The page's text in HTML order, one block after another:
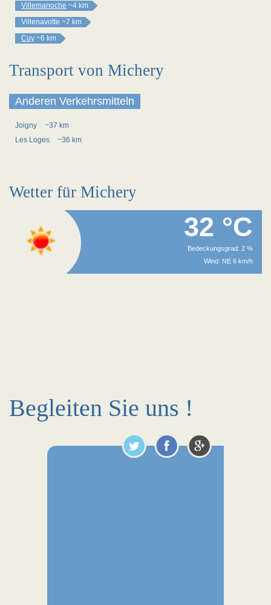
Villemanoche ~4 km
Villenavotte ~7 km
Cuy ~6 km
Transport von Michery
Anderen Verkehrsmitteln
Joigny
~37 km
Les Loges
~36 km
Wetter für Michery
32 °C
Bedeckungsgrad: 2 %
Wind: NE 6 km/h
Begleiten Sie uns !